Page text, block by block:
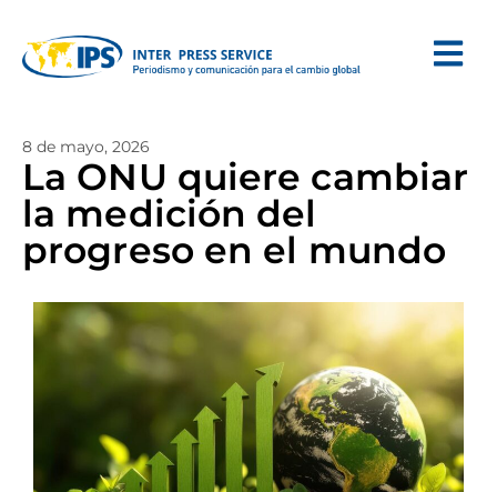
8 de mayo, 2026
La ONU quiere cambiar
la medición del
progreso en el mundo